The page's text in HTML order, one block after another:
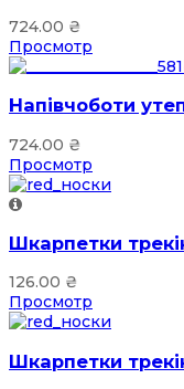
724.00 ₴
Просмотр
Напівчоботи
724.00 ₴
Просмотр
Шкарпетки
126.00 ₴
Просмотр
Шкарпетки